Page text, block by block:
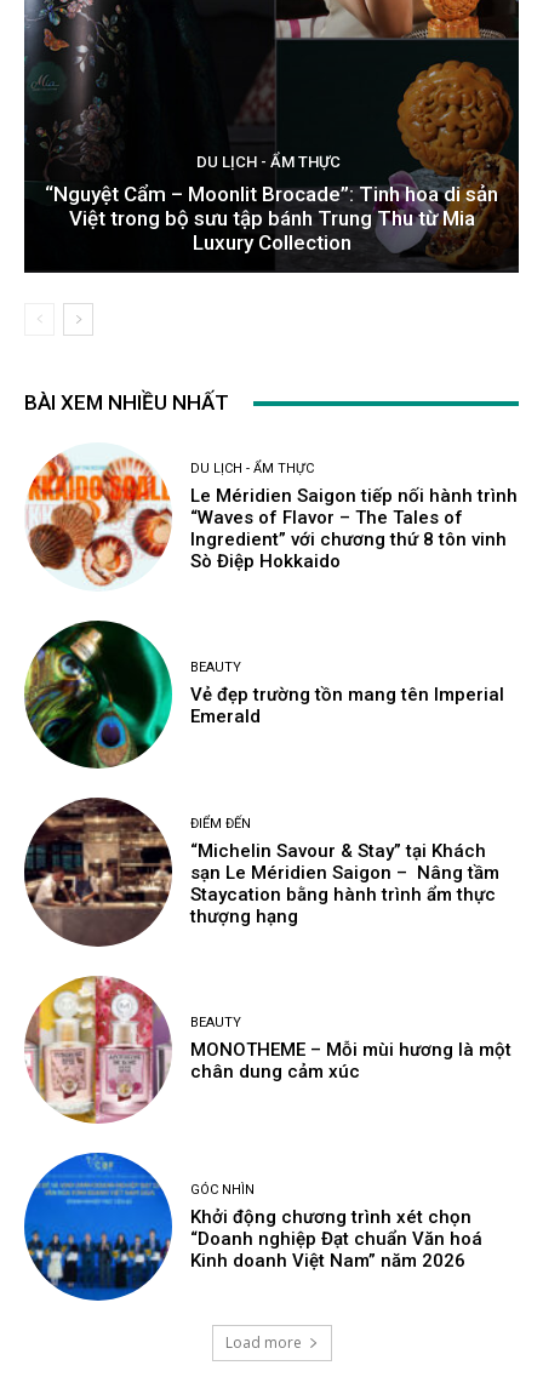
DU LỊCH - ẨM THỰC
“Nguyệt Cẩm – Moonlit Brocade”: Tinh hoa di sản
Việt trong bộ sưu tập bánh Trung Thu từ Mia
Luxury Collection
BÀI XEM NHIỀU NHẤT
DU LỊCH - ẨM THỰC
Le Méridien Saigon tiếp nối hành trình
“Waves of Flavor – The Tales of
Ingredient” với chương thứ 8 tôn vinh
Sò Điệp Hokkaido
BEAUTY
Vẻ đẹp trường tồn mang tên Imperial
Emerald
ĐIỂM ĐẾN
“Michelin Savour & Stay” tại Khách
sạn Le Méridien Saigon – Nâng tầm
Staycation bằng hành trình ẩm thực
thượng hạng
BEAUTY
MONOTHEME – Mỗi mùi hương là một
chân dung cảm xúc
GÓC NHÌN
Khởi động chương trình xét chọn
“Doanh nghiệp Đạt chuẩn Văn hoá
Kinh doanh Việt Nam” năm 2026
Load more